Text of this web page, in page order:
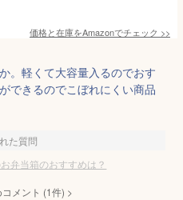
価格と在庫をAmazonでチェック >>
。軽くて大容量入るのでおす
できるのでこぼれにくい商品
た質問
弁当箱のおすすめは？
メント (1件) >